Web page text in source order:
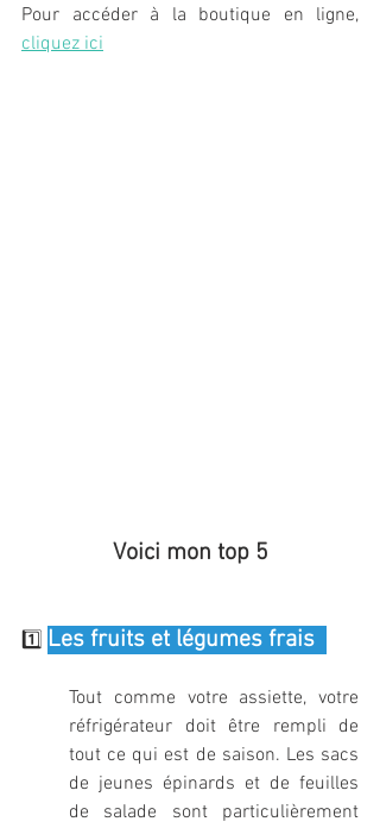
cliquez ici
Voici mon top 5
1️⃣ Les fruits et légumes frais
Tout comme votre assiette, votre
réfrigérateur doit être rempli de
tout ce qui est de saison. Les sacs
de jeunes épinards et de feuilles
de salade sont particulièrement